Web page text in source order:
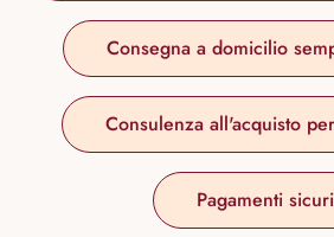
Consegna a domicilio
Consulenza all'acquisto
Pagamenti sicuri